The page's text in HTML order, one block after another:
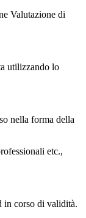
Valutazione di
utilizzando lo
nella forma della
etc.,
in corso di validità.